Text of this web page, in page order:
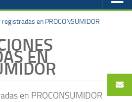
en PROCONSUMIDOR
EN
en PROCONSUMIDOR